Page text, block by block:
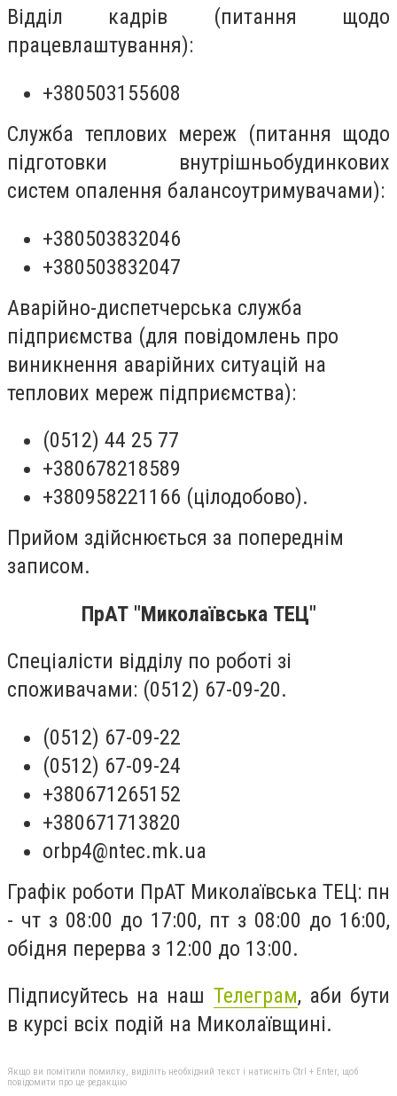
Відділ кадрів (питання щодо
працевлаштування):
+380503155608
Служба теплових мереж (питання щодо
підготовки внутрішньобудинкових
систем опалення балансоутримувачами):
+380503832046
+380503832047
Аварійно-диспетчерська служба
підприємства (для повідомлень про
виникнення аварійних ситуацій на
теплових мереж підприємства):
(0512) 44 25 77
+380678218589
+380958221166 (цілодобово).
Прийом здійснюється за попереднім
записом.
ПрАТ "Миколаївська ТЕЦ"
Спеціалісти відділу по роботі зі
споживачами: (0512) 67-09-20.
(0512) 67-09-22
(0512) 67-09-24
+380671265152
+380671713820
orbp4@ntec.mk.ua
Графік роботи ПрАТ Миколаївська ТЕЦ: пн
- чт з 08:00 до 17:00, пт з 08:00 до 16:00,
обідня перерва з 12:00 до 13:00.
Підписуйтесь на наш Телеграм, аби бути
в курсі всіх подій на Миколаївщині.
Якщо ви помітили помилку, виділіть необхідний текст і натисніть Ctrl + Enter, щоб
повідомити про це редакцію